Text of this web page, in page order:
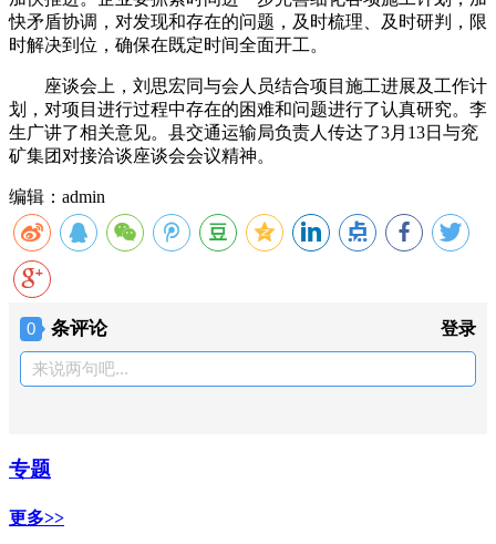
快矛盾协调，对发现和存在的问题，及时梳理、及时研判，限
时解决到位，确保在既定时间全面开工。
座谈会上，刘思宏同与会人员结合项目施工进展及工作计
划，对项目进行过程中存在的困难和问题进行了认真研究。李
生广讲了相关意见。县交通运输局负责人传达了3月13日与兖
矿集团对接洽谈座谈会会议精神。
编辑：admin
0 条评论 登录
来说两句吧...
专题
更多>>